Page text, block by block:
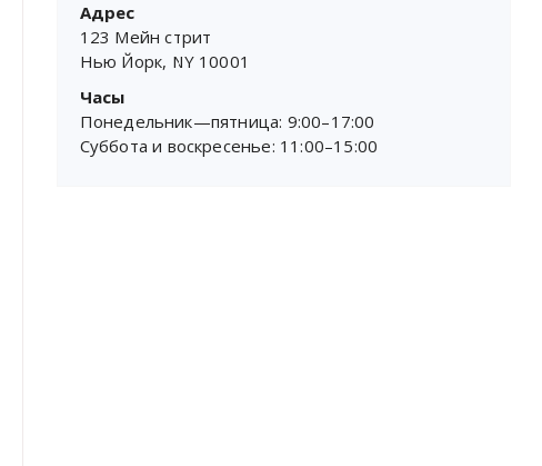
Адрес
123 Мейн стрит
Нью Йорк, NY 10001
Часы
Понедельник—пятница: 9:00–17:00
Суббота и воскресенье: 11:00–15:00